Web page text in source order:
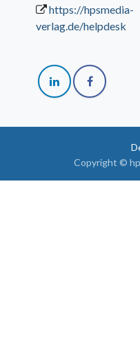
https://hpsmedia-
verlag.de/helpdesk
Copyright ©